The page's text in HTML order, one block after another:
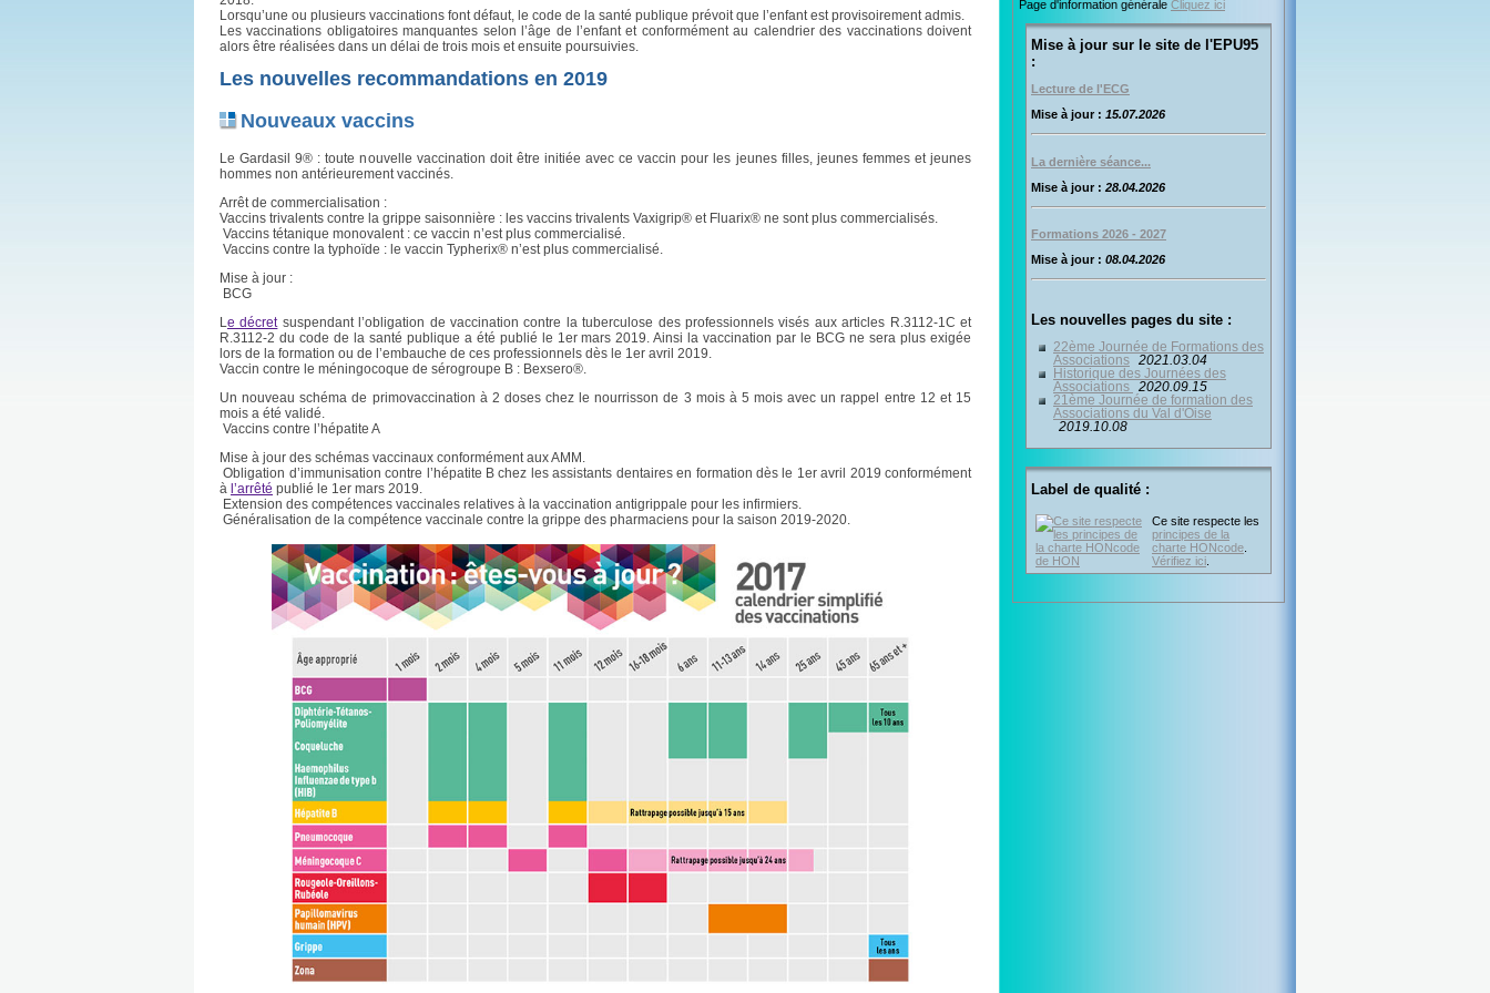
Page d'information générale Cliquez ici
Mise à jour sur le site de l'EPU95
:
Lecture de l'ECG
Mise à jour : 15.07.2026
La dernière séance...
Mise à jour : 28.04.2026
Formations 2026 - 2027
Mise à jour : 08.04.2026
Les nouvelles pages du site :
22ème Journée de Formations des
Associations
2021.03.04
Historique des Journées des
Associations
2020.09.15
21ème Journée de formation des
Associations du Val d'Oise
2019.10.08
Label de qualité :
Ce site respecte les
principes de la
charte HONcode
Vérifiez ici
Lorsqu’une ou plusieurs vaccinations font défaut, le code de la santé publique prévoit que l’enfant est provisoirement admis.
Les vaccinations obligatoires manquantes selon l’âge de l’enfant et conformément au calendrier des vaccinations doivent
alors être réalisées dans un délai de trois mois et ensuite poursuivies.
Les nouvelles recommandations en 2019
Nouveaux vaccins
Le Gardasil 9® : toute nouvelle vaccination doit être initiée avec ce vaccin pour les jeunes filles, jeunes femmes et jeunes
hommes non antérieurement vaccinés.
Arrêt de commercialisation :
Vaccins trivalents contre la grippe saisonnière : les vaccins trivalents Vaxigrip® et Fluarix® ne sont plus commercialisés.
Vaccins tétanique monovalent : ce vaccin n’est plus commercialisé.
Vaccins contre la typhoïde : le vaccin Typherix® n’est plus commercialisé.
Mise à jour :
BCG
Le décretsuspendant l’obligation de vaccination contre la tuberculose des professionnels visés aux articles R.3112-1C et
R.3112-2 du code de la santé publique a été publié le 1er mars 2019. Ainsi la vaccination par le BCG ne sera plus exigée
lors de la formation ou de l’embauche de ces professionnels dès le 1er avril 2019.
Vaccin contre le méningocoque de sérogroupe B : Bexsero®.
Un nouveau schéma de primovaccination à 2 doses chez le nourrisson de 3 mois à 5 mois avec un rappel entre 12 et 15
mois a été validé.
Vaccins contre l’hépatite A
Mise à jour des schémas vaccinaux conformément aux AMM.
Obligation d’immunisation contre l’hépatite B chez les assistants dentaires en formation dès le 1er avril 2019 conformément
à l’arrêté publié le 1er mars 2019.
Extension des compétences vaccinales relatives à la vaccination antigrippale pour les infirmiers.
Généralisation de la compétence vaccinale contre la grippe des pharmaciens pour la saison 2019-2020.